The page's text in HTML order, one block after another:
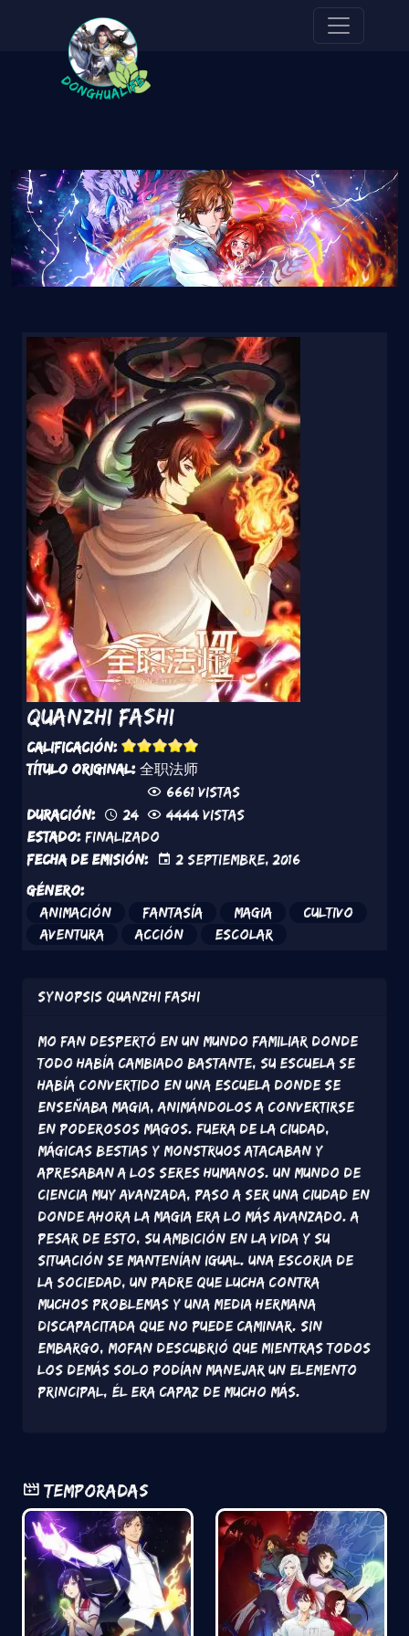
Quanzhi Fashi
Calificación:
Título original: 全职法师
Duración: 24
6661 vistas
4444 vistas
Estado: Finalizado
Fecha de emisión:
2 Septiembre, 2016
Género:
Animación
Fantasía Magia
Cultivo
Aventura
Acción Escolar
Synopsis Quanzhi Fashi
Mo Fan despertó en un mundo familiar donde
todo había cambiado bastante, su escuela se
había convertido en una escuela donde se
enseñaba magia, animándolos a convertirse
en poderosos magos. Fuera de la ciudad,
mágicas bestias y monstruos atacaban y
apresaban a los seres humanos. Un mundo de
ciencia muy avanzada, paso a ser una ciudad en
donde ahora la magia era lo más avanzado. A
pesar de esto, su ambición en la vida y su
situación se mantenían igual. Una escoria de
la sociedad, un padre que lucha contra
muchos problemas y una media hermana
discapacitada que no puede caminar. Sin
embargo, Mofan descubrió que mientras todos
los demás solo podían manejar un elemento
principal, él era capaz de mucho más.
Temporadas